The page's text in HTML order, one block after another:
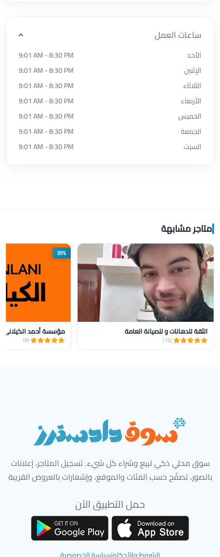
ساعات العمل
الأحد
9:01 AM - 8:30 PM
الإثنين
9:01 AM - 8:30 PM
الثلاثاء
9:01 AM - 8:30 PM
الأربعاء
9:01 AM - 8:30 PM
الخميس
9:01 AM - 8:30 PM
الجمعة
9:01 AM - 8:30 PM
السبت
9:01 AM - 8:30 PM
متاجر مشابهة
الثقة للدهانات و للصيانة العامة
(16)
35%
(9)
سوق محلي ذكي لبيع وشراء كل شيء. تسجيل المتاجر، إعلانات
بالصور، تصفّح حسب الفئات والموقع، وإشعارات بالعروض القريبة
حمل التطبيق الآن